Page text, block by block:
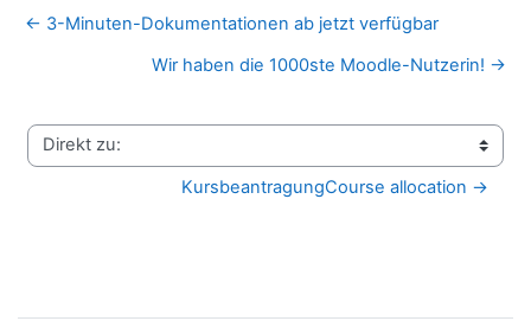
← 3-Minuten-Dokumentationen ab jetzt verfügbar
Wir haben die 1000ste Moodle-Nutzerin! →
Direkt zu:
KursbeantragungCourse allocation →